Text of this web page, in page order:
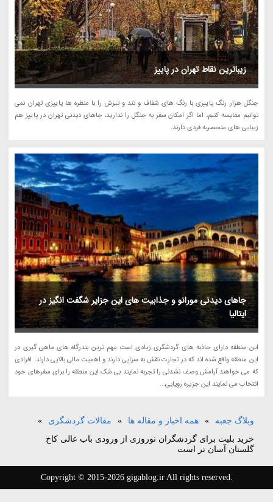
زیباترین نقاط تهران در پاییز
جنگل هزار رنگ پاییزی با رنگ های شفاف و تند و تیزش را با منظره ها پاییزی تهران نمی
توانیم مقایسه کنیم، اما اگر امکان سفر به جنگل را ندارید، جاهای دیدنی تهران در پاییز هم
زیبایی های منحصربه فردی دارند.
جاهای دیدنی مورانو و جذابیت های این جزایر شگفت انگیز در
ایتالیا
این منطقه دارای جاذبه های گردشگری زیادی است مهم ترین بندرگاه های ماهی گیری در
این منطقه واقع شده اند که در تجارت نقش به سزایی دارند و اهمیت مالی بالایی دارند. افرادی
که می خواهند آرامش وصف نشدنی را تجربه نمایند بی شک این منطقه را برای سفرهای خود
انتخاب می نمایند این جزیره رویایی...
وبلاگ جعبه » همه اخبار و مقاله ها » مقالات گردشگری
»
خرید بلیت برای گردشگران نوروزی از ورودی باب عالی کاخ
گلستان آسان تر است
Copyright © 2015-2026 gigablog.ir All rights reserved.